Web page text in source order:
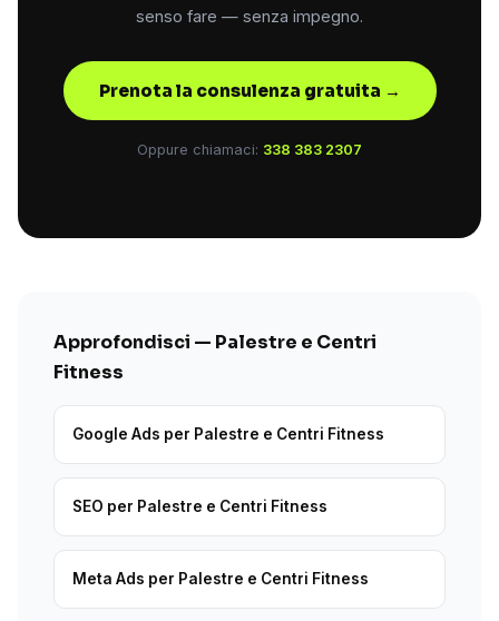
senso fare — senza impegno.
Prenota la consulenza gratuita →
Oppure chiamaci: 338 383 2307
Approfondisci — Palestre e Centri
Fitness
Google Ads per Palestre e Centri Fitness
SEO per Palestre e Centri Fitness
Meta Ads per Palestre e Centri Fitness